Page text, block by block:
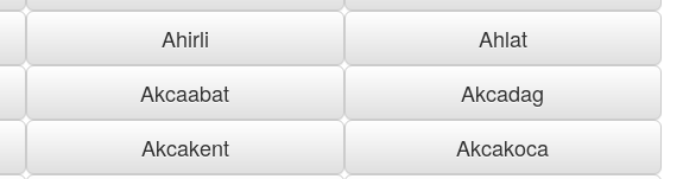
Ahirli
Ahlat
Akcaabat
Akcadag
Akcakent
Akcakoca